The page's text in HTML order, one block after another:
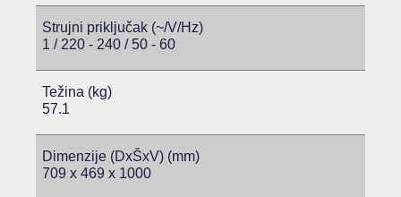
Strujni priključak (~/V/Hz)
1 / 220 - 240 / 50 - 60
Težina (kg)
57.1
Dimenzije (DxŠxV) (mm)
709 x 469 x 1000